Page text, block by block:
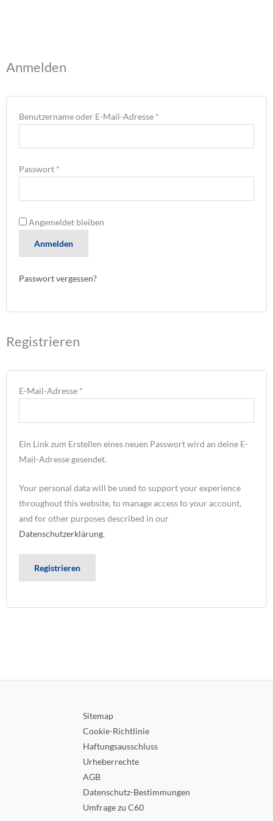
Anmelden
Benutzername oder E-Mail-Adresse *
Passwort *
Angemeldet bleiben
Anmelden
Passwort vergessen?
Registrieren
E-Mail-Adresse *
Ein Link zum Erstellen eines neuen Passwort wird an deine E-
Mail-Adresse gesendet.
Your personal data will be used to support your experience
throughout this website, to manage access to your account,
and for other purposes described in our
Datenschutzerklärung.
Registrieren
Sitemap
Cookie-Richtlinie
Haftungsausschluss
Urheberrechte
AGB
Datenschutz-Bestimmungen
Umfrage zu C60